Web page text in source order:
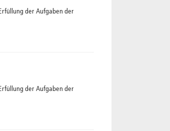
der Aufgaben der
der Aufgaben der